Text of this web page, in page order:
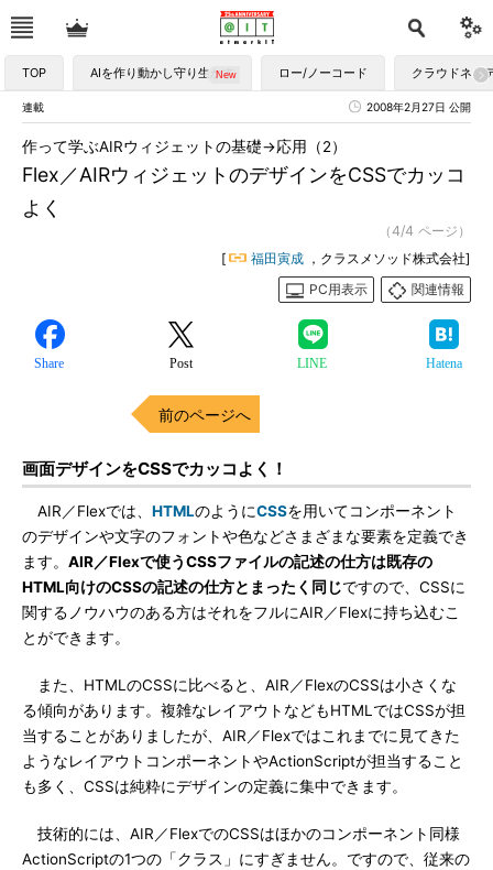
TOP AIを作り動かし守り生かす ロー/ノーコード クラウドネイ
連載 2008年2月27日 公開
Flex／AIRウィジェットのデザインをCSSでカッコ
よく
作って学ぶAIRウィジェットの基礎→応用（2）
（4/4 ページ）
[
福田寅成 ，クラスメソッド株式会社]
PC用表示
関連情報
Share Post LINE Hatena
前のページへ
画面デザインをCSSでカッコよく！
AIR／Flexでは、 HTMLのようにCSSを用いてコンポーネント
のデザインや文字のフォントや色などさまざまな要素を定義でき
ます。 AIR／Flexで使うCSSファイルの記述の仕方は既存の
HTML向けのCSSの記述の仕方とまったく同じですので、CSSに
関するノウハウのある方はそれをフルにAIR／Flexに持ち込むこ
とができます。
また、HTMLのCSSに比べると、AIR／FlexのCSSは小さくな
る傾向があります。複雑なレイアウトなどもHTMLではCSSが担
当することがありましたが、AIR／Flexではこれまでに見てきた
ようなレイアウトコンポーネントやActionScriptが担当すること
も多く、CSSは純粋にデザインの定義に集中できます。
技術的には、AIR／FlexでのCSSはほかのコンポーネント同様
ActionScriptの1つの「クラス」にすぎません。ですので、従来の